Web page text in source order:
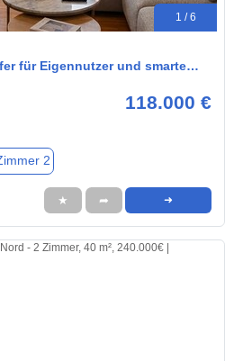
1 / 6
für Eigennutzer und smarte…
118.000 €
2
★ ➦ ➜